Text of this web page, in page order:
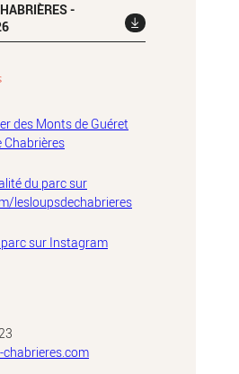
-
des Monts de Guéret
Chabrières
du parc sur
lesloupsdechabrieres
sur Instagram